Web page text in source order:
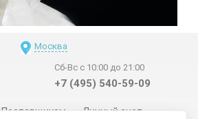
Москва
Сб-Вс с 10:00 до 21:00
+7 (495) 540-59-09
Поставщикам Личный счет